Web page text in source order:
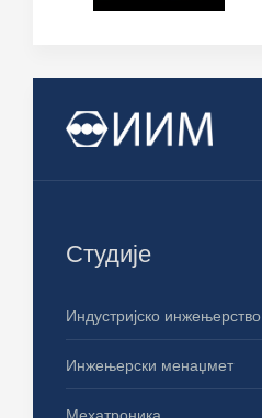
Студије
Индустријско инжењерство
Инжењерски менаџмет
Мехатроника